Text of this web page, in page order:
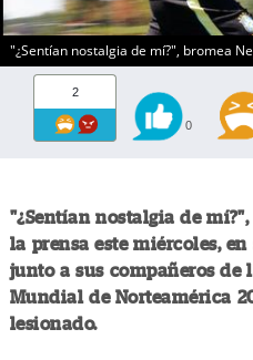
"¿Sentían nostalgia de mí?", bromea
2
0
"¿Sentían nostalgia de
la prensa este miércoles,
junto a sus compañeros de
Mundial de Norteamérica
lesionado.